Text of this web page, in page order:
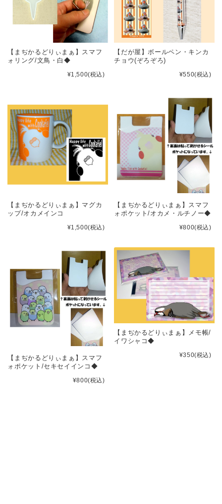
【まぢかるどりぃまぁ】スマフ
ォリング/文鳥・白◆
¥1,500(税込)
【だが屋】ボールペン・キンカ
チョウ(ぞろぞろ)
¥550(税込)
【まぢかるどりぃまぁ】マグカ
ップ/オカメインコ
¥1,500(税込)
【まぢかるどりぃまぁ】スマフ
ォポケット/オカメ・ルチノー◆
¥800(税込)
【まぢかるどりぃまぁ】スマフ
ォポケット/セキセイインコ◆
¥800(税込)
【まぢかるどりぃまぁ】メモ帳/
イワシャコ◆
¥350(税込)